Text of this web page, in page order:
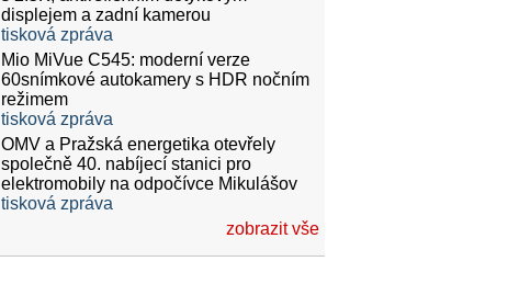
displejem a zadní kamerou
tisková zpráva
Mio MiVue C545: moderní verze
60snímkové autokamery s HDR nočním
režimem
tisková zpráva
OMV a Pražská energetika otevřely
společně 40. nabíjecí stanici pro
elektromobily na odpočívce Mikulášov
tisková zpráva
zobrazit vše